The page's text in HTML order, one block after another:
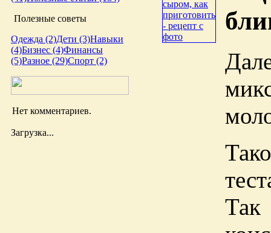
Полезные советы
Одежда (2)Дети (3)Навыки
(4)Бизнес (4)Финансы
(5)Разное (29)Спорт (2)
Нет комментариев.
Загрузка...
Так